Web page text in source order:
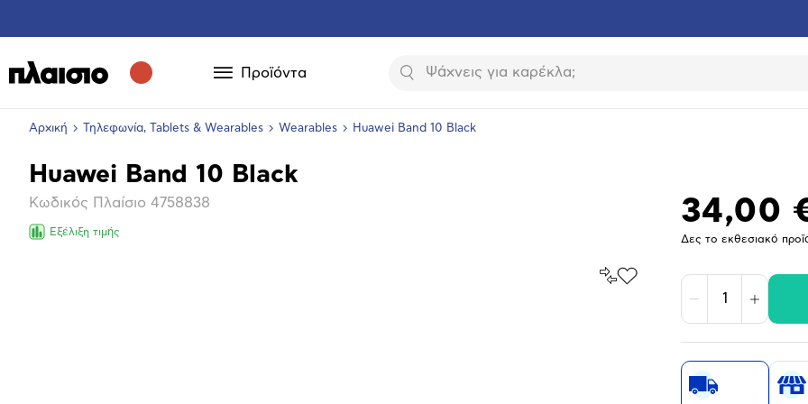
Προϊόντα Αναζήτηση
Αρχική Τηλεφωνία, Tablets & Wearables Wearables Huawei Band 10 Black
Βασικά
χαρακτηριστικά
Huawei Band 10 Black
Κωδικός Πλαίσιο 4758838
Εξέλιξη τιμής
Σύγκρινέ
Προσθήκη
34,00
Δες το εκθεσιακό
Μείωση Αύξηση